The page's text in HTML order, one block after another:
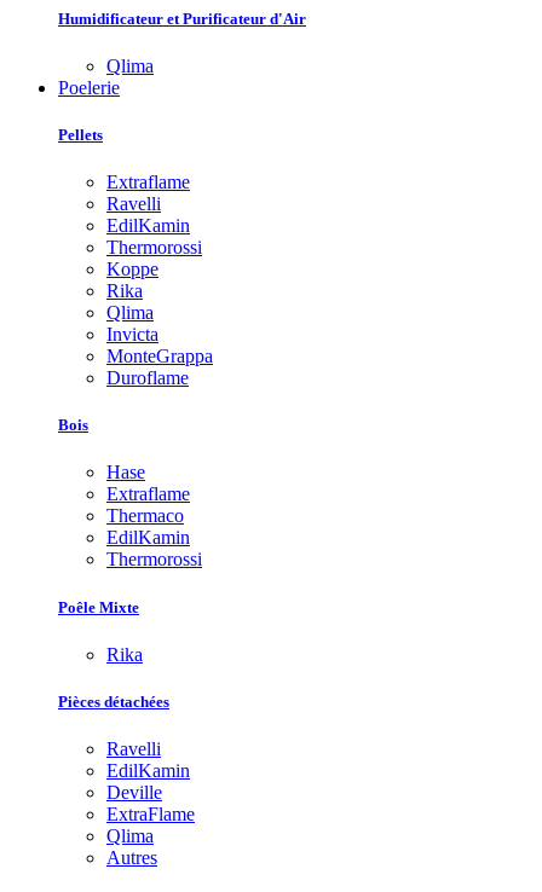
Humidificateur et Purificateur d'Air
Qlima
Poelerie
Pellets
Extraflame
Ravelli
EdilKamin
Thermorossi
Koppe
Rika
Qlima
Invicta
MonteGrappa
Duroflame
Bois
Hase
Extraflame
Thermaco
EdilKamin
Thermorossi
Poêle Mixte
Rika
Pièces détachées
Ravelli
EdilKamin
Deville
ExtraFlame
Qlima
Autres